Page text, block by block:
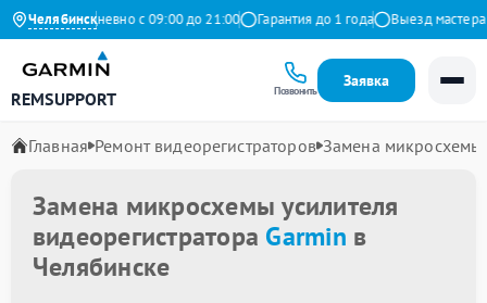
Челябинск
Ежедневно с 09:00 до 21:00 Гарантия до 1 года Выезд мастера
REMSUPPORT Позвонить
Заявка
Главная Ремонт видеорегистраторов Замена микросхемы
Замена микросхемы усилителя
видеорегистратора Garmin в
Челябинске